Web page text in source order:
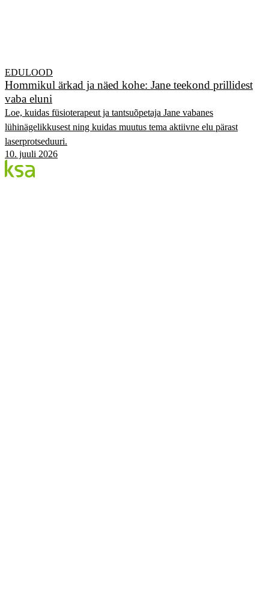
EDULOOD
Hommikul ärkad ja näed kohe: Jane teekond prillidest
vaba eluni
Loe, kuidas füsioterapeut ja tantsuõpetaja Jane vabanes
lühinägelikkusest ning kuidas muutus tema aktiivne elu pärast
laserprotseduuri.
10. juuli 2026